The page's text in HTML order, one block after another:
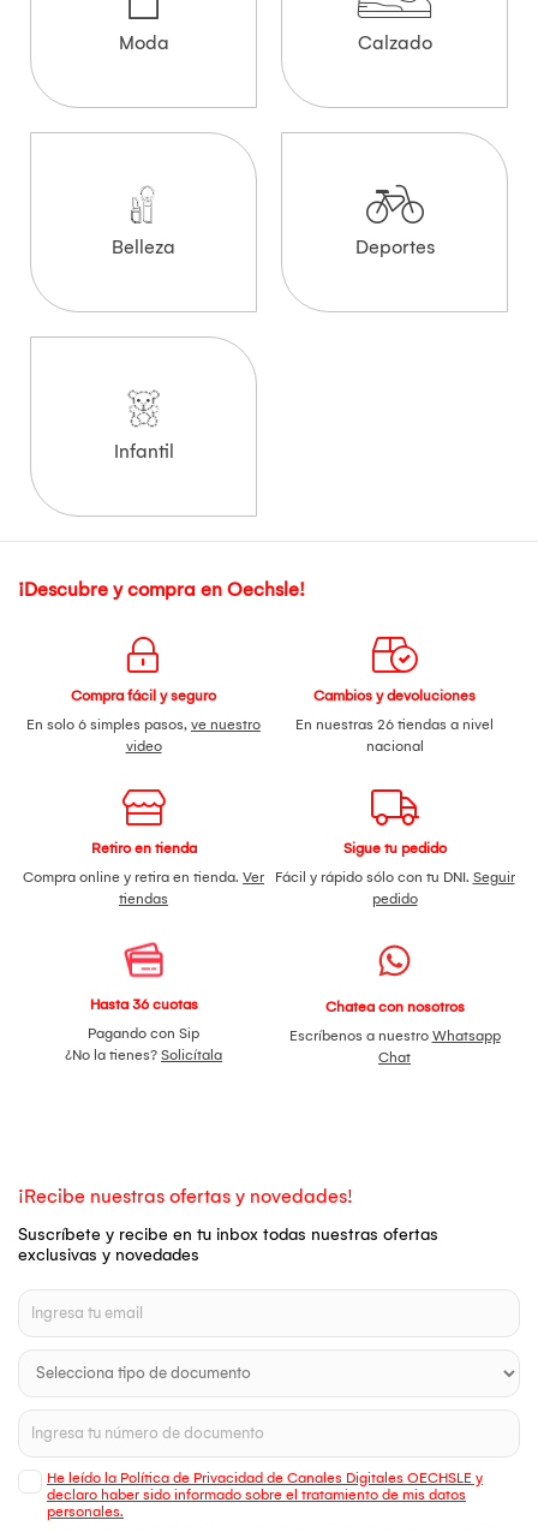
Moda Calzado
Belleza Deportes
Infantil
¡Descubre y compra en Oechsle!
Compra fácil y seguro
En solo 6 simples pasos, ve nuestro
video
Cambios y devoluciones
En nuestras 26 tiendas a nivel
nacional
Retiro en tienda
Compra online y retira en tienda. Ver
tiendas
Sigue tu pedido
Fácil y rápido sólo con tu DNI. Seguir
pedido
Hasta 36 cuotas
Pagando con Sip
¿No la tienes? Solicítala
Chatea con nosotros
Escríbenos a nuestro Whatsapp
Chat
¡Recibe nuestras ofertas y novedades!
Suscríbete y recibe en tu inbox todas nuestras ofertas
exclusivas y novedades
He leído la Política de Privacidad de Canales Digitales OECHSLE y
declaro haber sido informado sobre el tratamiento de mis datos
personales.